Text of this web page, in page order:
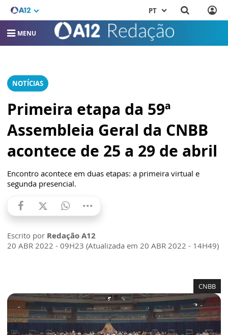
PT
MENU
NOTÍCIAS
Primeira etapa da 59ª
Assembleia Geral da CNBB
acontece de 25 a 29 de abril
Encontro acontece em duas etapas: a primeira virtual e
segunda presencial.
Escrito por Redação A12
20 ABR 2022 - 09H23 (Atualizada em 20 ABR 2022 - 14H49)
CNBB